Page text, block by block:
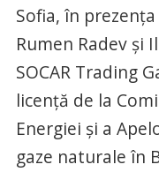
Sofia, în
Rumen Radev și
SOCAR Trading
licență de la
Energiei și a
gaze naturale în